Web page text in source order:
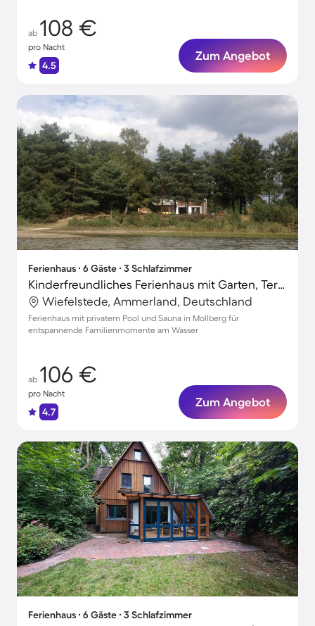
ab 108 €
pro Nacht
4.5
Zum Angebot
Ferienhaus ∙ 6 Gäste ∙ 3 Schlafzimmer
Kinderfreundliches Ferienhaus mit Garten, Terrasse und Grill | Naturblick | Strand in der Nähe
Wiefelstede, Ammerland, Deutschland
Ferienhaus mit privatem Pool und Sauna in Mollberg für
entspannende Familienmomente am Wasser
ab 106 €
pro Nacht
4.7
Zum Angebot
Ferienhaus ∙ 6 Gäste ∙ 3 Schlafzimmer